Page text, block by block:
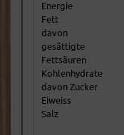
Energie
Fett
davon
gesättigte
Fettsäuren
Kohlenhydrate
davon Zucker
Eiweiss
Salz